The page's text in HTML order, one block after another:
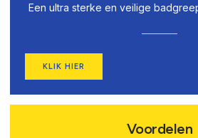
Een ultra sterke en veilige
KLIK HIER
Voordelen